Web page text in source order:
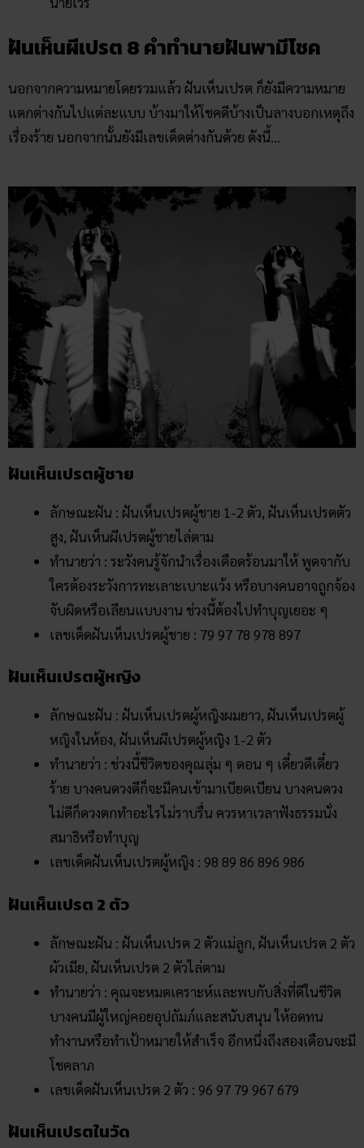
ฝันเห็นผีเปรต 8 คำทำนายฝันพามีโชค
นอกจากความหมายโดยรวมแล้ว ฝันเห็นเปรต ก็ยังมีความหมาย
แตกต่างกันไปแต่ละแบบ บ้างมาให้โชคดีบ้างเป็นลางบอกเหตุถึง
เรื่องร้าย นอกจากนั้นยังมีเลขเด็ดต่างกันด้วย ดังนี้…
ฝันเห็นเปรตผู้ชาย
ลักษณะฝัน : ฝันเห็นเปรตผู้ชาย 1-2 ตัว, ฝันเห็นเปรตตัว
สูง, ฝันเห็นผีเปรตผู้ชายไล่ตาม
ทำนายว่า : ระวังคนรู้จักนำเรื่องเดือดร้อนมาให้ พูดจากับ
ใครต้องระวังการทะเลาะเบาะแว้ง หรือบางคนอาจถูกจ้อง
จับผิดหรือเลียนแบบงาน ช่วงนี้ต้องไปทำบุญเยอะ ๆ
เลขเด็ดฝันเห็นเปรตผู้ชาย : 79 97 78 978 897
ฝันเห็นเปรตผู้หญิง
ลักษณะฝัน : ฝันเห็นเปรตผู้หญิงผมยาว, ฝันเห็นเปรตผู้
หญิงในห้อง, ฝันเห็นผีเปรตผู้หญิง 1-2 ตัว
ทำนายว่า : ช่วงนี้ชีวิตของคุณลุ่ม ๆ ดอน ๆ เดี๋ยวดีเดี๋ยว
ร้าย บางคนดวงดีก็จะมีคนเข้ามาเบียดเบียน บางคนดวง
ไม่ดีก็ดวงตกทำอะไรไม่ราบรื่น ควรหาเวลาฟังธรรมนั่ง
สมาธิหรือทำบุญ
เลขเด็ดฝันเห็นเปรตผู้หญิง : 98 89 86 896 986
ฝันเห็นเปรต 2 ตัว
ลักษณะฝัน : ฝันเห็นเปรต 2 ตัวแม่ลูก, ฝันเห็นเปรต 2 ตัว
ผัวเมีย, ฝันเห็นเปรต 2 ตัวไล่ตาม
ทำนายว่า : คุณจะหมดเคราะห์และพบกับสิ่งที่ดีในชีวิต
บางคนมีผู้ใหญ่คอยอุปถัมภ์และสนับสนุน ให้อดทน
ทำงานหรือทำเป้าหมายให้สำเร็จ อีกหนึ่งถึงสองเดือนจะมี
โชคลาภ
เลขเด็ดฝันเห็นเปรต 2 ตัว : 96 97 79 967 679
ฝันเห็นเปรตในวัด